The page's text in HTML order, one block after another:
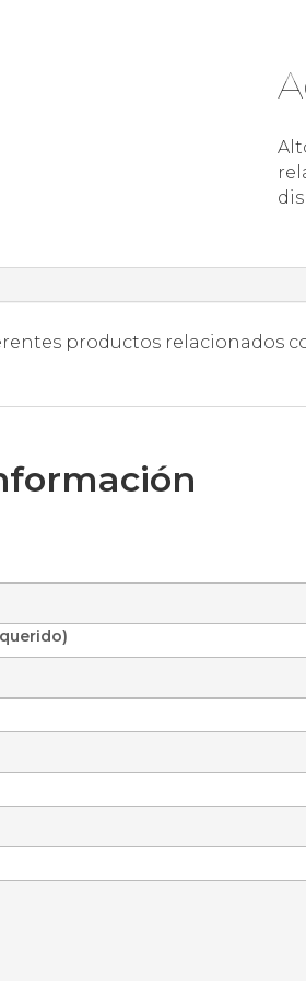
productos relacionados